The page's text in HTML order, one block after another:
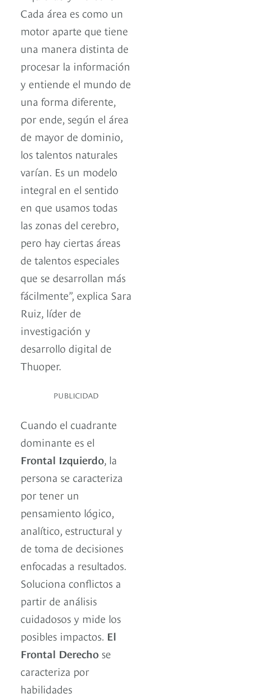
Cada área es como un
motor aparte que tiene
una manera distinta de
procesar la información
y entiende el mundo de
una forma diferente,
por ende, según el área
de mayor de dominio,
los talentos naturales
varían. Es un modelo
integral en el sentido
en que usamos todas
las zonas del cerebro,
pero hay ciertas áreas
de talentos especiales
que se desarrollan más
fácilmente”, explica Sara
Ruiz, líder de
investigación y
desarrollo digital de
Thuoper.
PUBLICIDAD
Cuando el cuadrante
dominante es el
Frontal Izquierdo, la
persona se caracteriza
por tener un
pensamiento lógico,
analítico, estructural y
de toma de decisiones
enfocadas a resultados.
Soluciona conflictos a
partir de análisis
cuidadosos y mide los
posibles impactos. El
Frontal Derecho se
caracteriza por
habilidades